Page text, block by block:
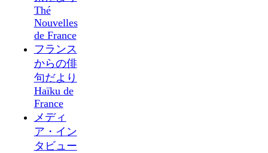
Thé
Nouvelles
de France
フランス
からの俳
句だより
Haïku de
France
メディ
ア・イン
タビュー